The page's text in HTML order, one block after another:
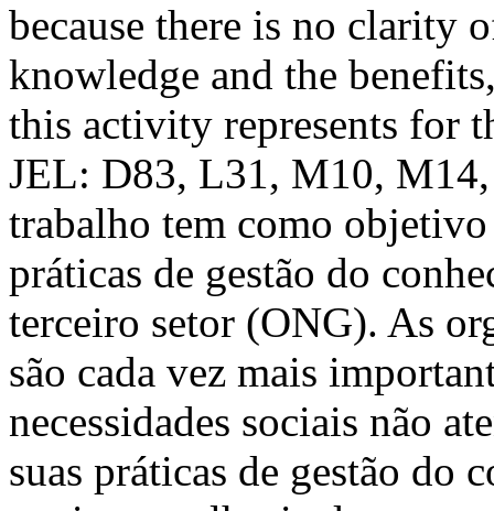
because there is no clarity
knowledge and the
this activity represents for
JEL: D83, L31, M10,
trabalho tem como
práticas de gestão do
terceiro setor (ONG). As
são cada vez mais
necessidades sociais não
suas práticas de gestão do